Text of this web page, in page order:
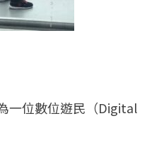
一位數位遊民（Digital